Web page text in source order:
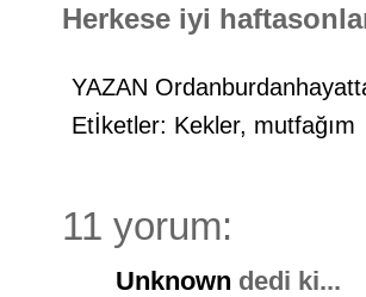
Herkese iyi
YAZAN
Etİketler: Kekler, mutfağım
11 yorum:
Unknown dedi ki...